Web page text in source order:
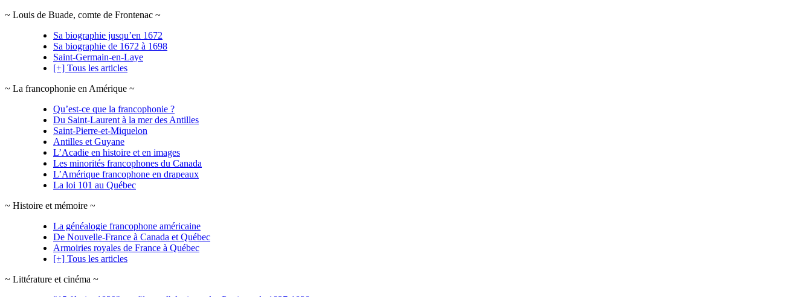
~ Louis de Buade, comte de Frontenac ~
Sa biographie jusqu’en 1672
Sa biographie de 1672 à 1698
Saint-Germain-en-Laye
[+] Tous les articles
~ La francophonie en Amérique ~
Qu’est-ce que la francophonie ?
Du Saint-Laurent à la mer des Antilles
Saint-Pierre-et-Miquelon
Antilles et Guyane
L’Acadie en histoire et en images
Les minorités francophones du Canada
L’Amérique francophone en drapeaux
La loi 101 au Québec
~ Histoire et mémoire ~
La généalogie francophone américaine
De Nouvelle-France à Canada et Québec
Armoiries royales de France à Québec
[+] Tous les articles
~ Littérature et cinéma ~